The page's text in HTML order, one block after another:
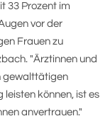
33 Prozent im
vor der
Frauen zu
"Ärztinnen und
gewalttätigen
leisten können, ist es
anvertrauen."